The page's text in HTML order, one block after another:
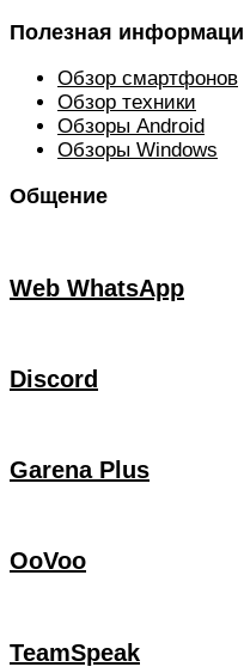
Полезная
Обзор смартфонов
Обзор техники
Обзоры Android
Обзоры Windows
Общение
Web WhatsApp
Discord
Garena Plus
OoVoo
TeamSpeak